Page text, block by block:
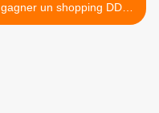
gagner un shopping DDP
et... >